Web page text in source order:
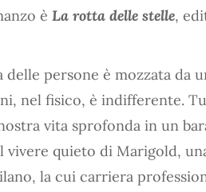
è La rotta delle stelle,
delle persone è mozzata da
nel fisico, è indifferente.
vita sprofonda in un
quieto di Marigold,
la cui carriera